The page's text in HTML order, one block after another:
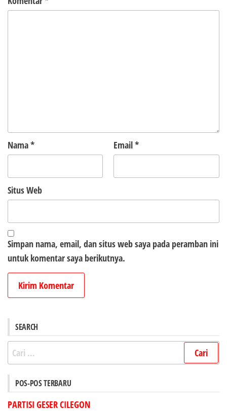
Nama* Email*
Situs Web
Simpan nama, email, dan situs web saya pada peramban ini
untuk komentar saya berikutnya.
SEARCH
Cari
untuk:
POS-POS TERBARU
PARTISI GESER CILEGON